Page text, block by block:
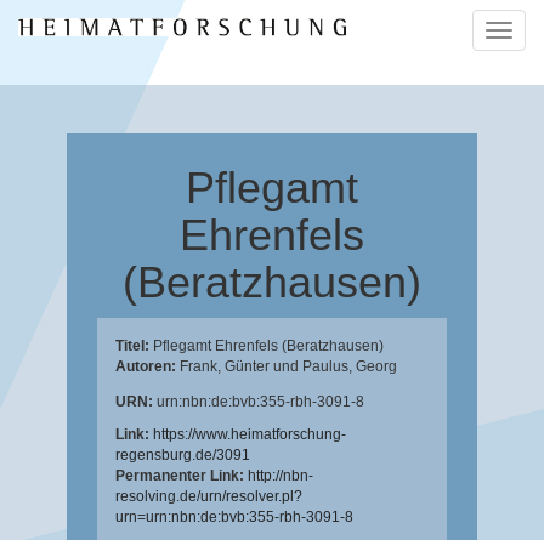
ein-/
Pflegamt
Ehrenfels
(Beratzhausen)
Titel: Pflegamt Ehrenfels (Beratzhausen)
Autoren: Frank, Günter und Paulus, Georg
URN: urn:nbn:de:bvb:355-rbh-3091-8
Link: https://www.heimatforschung-
regensburg.de/3091
Permanenter Link: http://nbn-
resolving.de/urn/resolver.pl?
urn=urn:nbn:de:bvb:355-rbh-3091-8